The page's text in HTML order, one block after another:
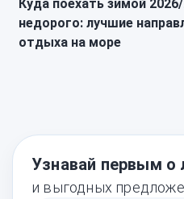
Куда поехать зимой
недорого: лучшие
отдыха на море
Узнавай первым о
и выгодных